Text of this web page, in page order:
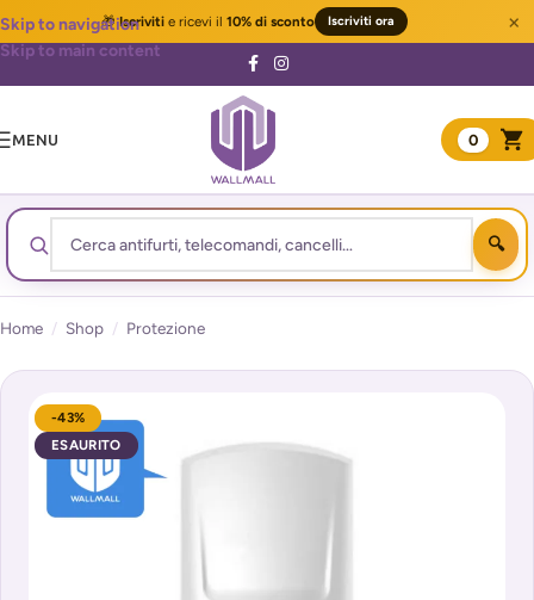
🎁Iscrivitie ricevi il 10% di sconto Iscriviti ora ×
Skip to navigation
Skip to main content
MENU 0
Home / Shop / Protezione
-43%
ESAURITO